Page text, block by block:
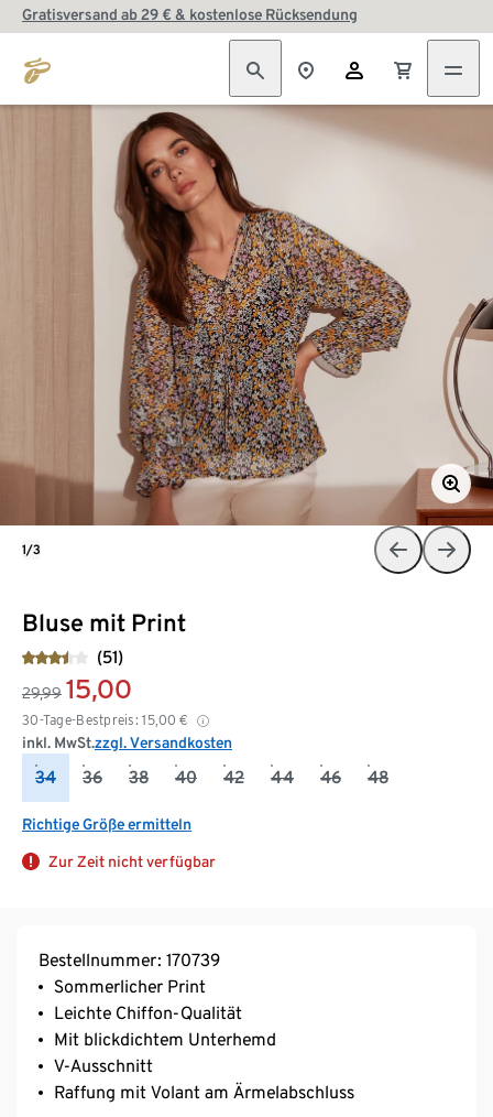
Gratisversand ab 29 € & kostenlose Rücksendung
Bluse mit Print
(51)
29,99 15,00
30-Tage-Bestpreis: 15,00 €
inkl. MwSt.zzgl. Versandkosten
34 36 38 40 42 44 46 48
Richtige Größe ermitteln
Zur Zeit nicht verfügbar
1/3
Bestellnummer: 170739
Sommerlicher Print
Leichte Chiffon-Qualität
Mit blickdichtem Unterhemd
V-Ausschnitt
Raffung mit Volant am Ärmelabschluss